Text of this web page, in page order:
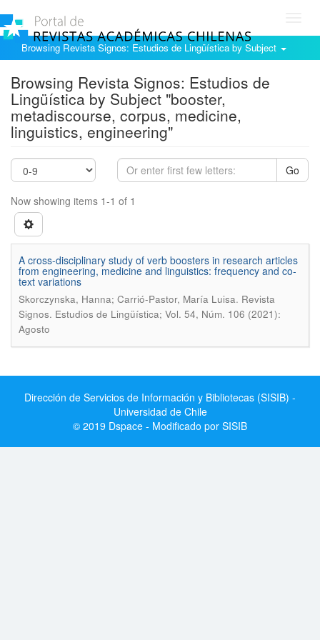
Browsing Revista Signos: Estudios de Lingüística by Subject
Browsing Revista Signos: Estudios de
Lingüística by Subject "booster,
metadiscourse, corpus, medicine,
linguistics, engineering"
Go
Now showing items 1-1 of 1
A cross-disciplinary study of verb boosters in research articles
from engineering, medicine and linguistics: frequency and co-
text variations
Skorczynska, Hanna; Carrió-Pastor, María Luisa. Revista
Signos. Estudios de Lingüística; Vol. 54, Núm. 106 (2021):
Agosto
Dirección de Servicios de Información y Bibliotecas (SISIB) -
Universidad de Chile
© 2019 Dspace - Modificado por SISIB